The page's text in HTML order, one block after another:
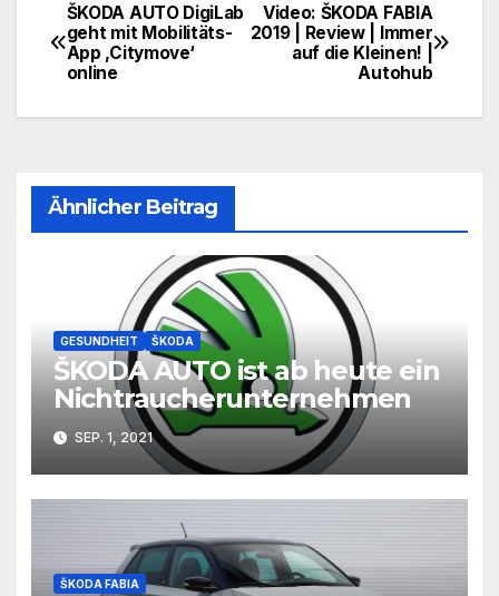
Beitragsnavigation
Video: ŠKODA FABIA
2019 | Review | Immer
auf die Kleinen! |
Autohub
ŠKODA AUTO DigiLab
geht mit Mobilitäts-
App ,Citymove‘
online
Ähnlicher Beitrag
GESUNDHEIT ŠKODA
ŠKODA AUTO ist ab heute ein
Nichtraucherunternehmen
SEP. 1, 2021
ŠKODA FABIA